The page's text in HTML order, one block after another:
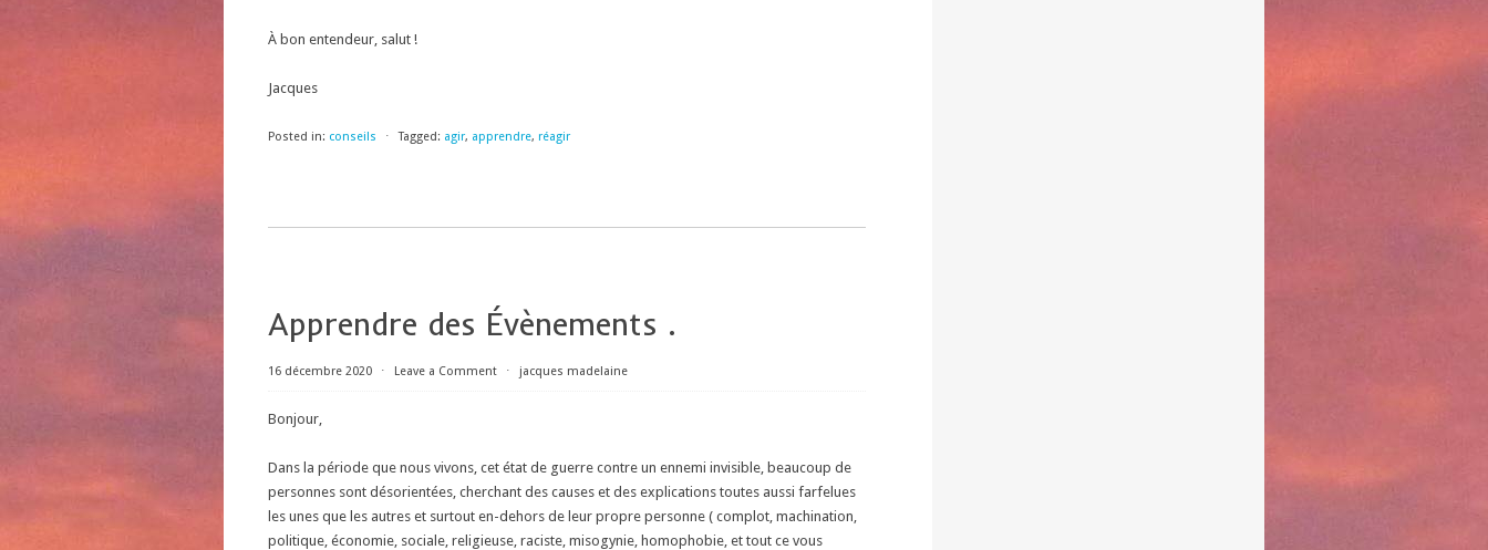
À bon entendeur, salut !
Jacques
Posted in: conseils ⋅ Tagged: agir, apprendre, réagir
Apprendre des Évènements .
16 décembre 2020 ⋅ Leave a Comment ⋅ jacques madelaine
Bonjour,
Dans la période que nous vivons, cet état de guerre contre un ennemi invisible, beaucoup de
personnes sont désorientées, cherchant des causes et des explications toutes aussi farfelues
les unes que les autres et surtout en-dehors de leur propre personne ( complot, machination,
politique, économie, sociale, religieuse, raciste, misogynie, homophobie, et tout ce vous